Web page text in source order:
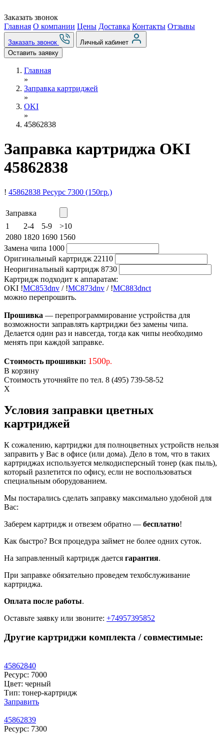
Заказать звонок
Главная О компании Цены Доставка Контакты Отзывы
Заказать звонок
Личный кабинет
Оставить заявку
Главная
»
Заправка картриджей
»
OKI
»
45862838
Заправка картриджа OKI
45862838
! 45862838 Ресурс 7300 (150гр.)
Заправка
1
2-4 5-9
>10
2080 1820 1690 1560
Замена чипа 1000
Оригинальный картридж 22110
Неоригинальный картридж 8730
Картридж подходит к аппаратам:
OKI !MC853dnv / !MC873dnv / !MC883dnct
можно перепрошить.
Прошивка — перепрограммирование устройства для
возможности заправлять картриджи без замены чипа.
Делается один раз и навсегда, тогда как чипы необходимо
менять при каждой заправке.
Стоимость прошивки: 1500р.
В корзину
Стоимость уточняйте по тел. 8 (495) 739-58-52
X
Условия заправки цветных
картриджей
К сожалению, картриджи для полноцветных устройств нельзя
заправить у Вас в офисе (или дома). Дело в том, что в таких
картриджах используется мелкодисперсный тонер (как пыль),
который разлетится по офису, если не воспользоваться
специальным оборудованием.
Мы постарались сделать заправку максимально удобной для
Вас:
Заберем картридж и отвезем обратно — бесплатно!
Как быстро? Вся процедура займет не более одних суток.
На заправленный картридж дается гарантия.
При заправке обязательно проведем техобслуживание
картриджа.
Оплата после работы.
Оставьте заявку или звоните: +74957395852
Другие картриджи комплекта / совместимые:
45862840
Ресурс: 7000
Цвет: черный
Тип: тонер-картридж
Заправить
45862839
Ресурс: 7300